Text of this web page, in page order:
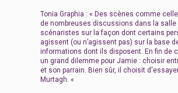
Tonia Graphia : « Des scènes comme
de nombreuses discussions dans la salle
scénaristes sur la façon dont certains
agissent (ou n’agissent pas) sur la base
informations dont ils disposent. En fin de
un grand dilemme pour Jamie : choisir
et son parrain. Bien sûr, il choisit
Murtagh. «